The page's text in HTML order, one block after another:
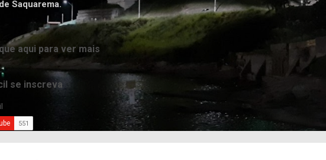
Saquarema.
aqui para ver mais
se inscreva